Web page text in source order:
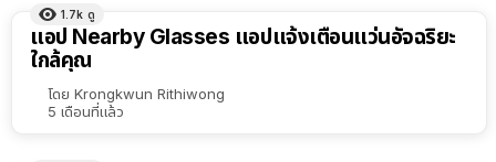
1.7k ดู
แอป Nearby Glasses แอปแจ้งเตือนแว่นอัจฉริยะ
ใกล้คุณ
โดย Krongkwun Rithiwong
5 เดือนที่แล้ว